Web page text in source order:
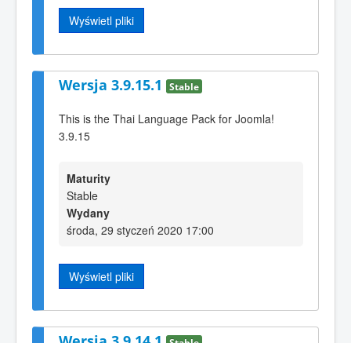
Wyświetl pliki
Wersja 3.9.15.1 Stable
This is the Thai Language Pack for Joomla!
3.9.15
Maturity
Stable
Wydany
środa, 29 styczeń 2020 17:00
Wyświetl pliki